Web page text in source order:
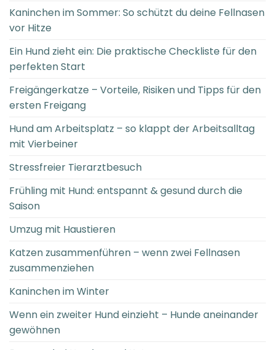
Kaninchen im Sommer: So schützt du deine Fellnasen
vor Hitze
Ein Hund zieht ein: Die praktische Checkliste für den
perfekten Start
Freigängerkatze – Vorteile, Risiken und Tipps für den
ersten Freigang
Hund am Arbeitsplatz – so klappt der Arbeitsalltag
mit Vierbeiner
Stressfreier Tierarztbesuch
Frühling mit Hund: entspannt & gesund durch die
Saison
Umzug mit Haustieren
Katzen zusammenführen – wenn zwei Fellnasen
zusammenziehen
Kaninchen im Winter
Wenn ein zweiter Hund einzieht – Hunde aneinander
gewöhnen